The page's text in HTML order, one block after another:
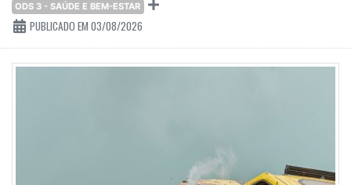
ODS 3 - SAÚDE E BEM-ESTAR
PUBLICADO EM 03/08/2026